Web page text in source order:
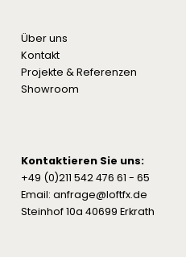
Kontaktieren Sie uns:
+49 (0)211 542 476 61 - 65
Email: anfrage@loftfx.de
Steinhof 10a 40699 Erkrath
Über uns
Kontakt
Projekte & Referenzen
Showroom